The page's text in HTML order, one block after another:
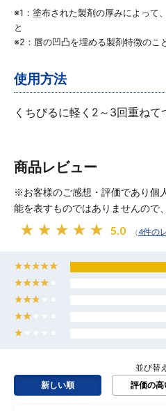
※1：塗布された製剤の厚みによって
と
※2：唇の凹凸を埋める製剤特徴のこ
使用方法
くちびるに軽く2～3回重ねて
商品レビュー
※お客様のご感想・評価であり個
能を表すものではありませんので
5.0 （4件の
並び替え
新しい順
評価の高